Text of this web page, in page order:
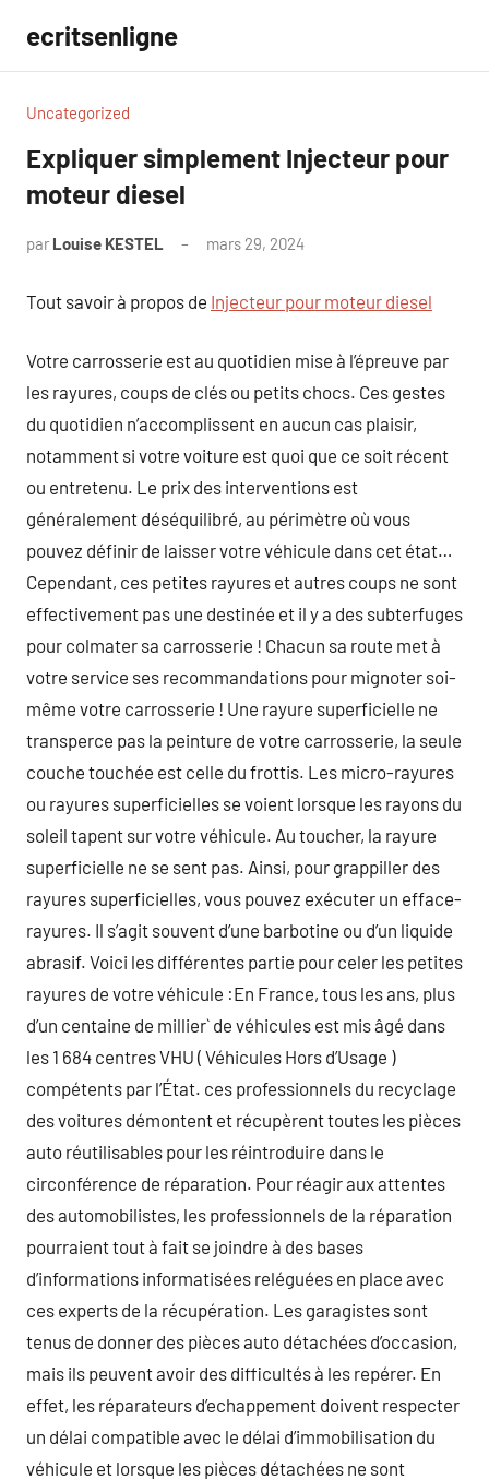
contenu
ecritsenligne
Uncategorized
Expliquer simplement Injecteur pour
moteur diesel
par Louise KESTEL mars 29, 2024
Tout savoir à propos de Injecteur pour moteur diesel
Votre carrosserie est au quotidien mise à l’épreuve par
les rayures, coups de clés ou petits chocs. Ces gestes
du quotidien n’accomplissent en aucun cas plaisir,
notamment si votre voiture est quoi que ce soit récent
ou entretenu. Le prix des interventions est
généralement déséquilibré, au périmètre où vous
pouvez définir de laisser votre véhicule dans cet état…
Cependant, ces petites rayures et autres coups ne sont
effectivement pas une destinée et il y a des subterfuges
pour colmater sa carrosserie ! Chacun sa route met à
votre service ses recommandations pour mignoter soi-
même votre carrosserie ! Une rayure superficielle ne
transperce pas la peinture de votre carrosserie, la seule
couche touchée est celle du frottis. Les micro-rayures
ou rayures superficielles se voient lorsque les rayons du
soleil tapent sur votre véhicule. Au toucher, la rayure
superficielle ne se sent pas. Ainsi, pour grappiller des
rayures superficielles, vous pouvez exécuter un efface-
rayures. Il s’agit souvent d’une barbotine ou d’un liquide
abrasif. Voici les différentes partie pour celer les petites
rayures de votre véhicule :En France, tous les ans, plus
d’un centaine de millier` de véhicules est mis âgé dans
les 1 684 centres VHU ( Véhicules Hors d’Usage )
compétents par l’État. ces professionnels du recyclage
des voitures démontent et récupèrent toutes les pièces
auto réutilisables pour les réintroduire dans le
circonférence de réparation. Pour réagir aux attentes
des automobilistes, les professionnels de la réparation
pourraient tout à fait se joindre à des bases
d’informations informatisées reléguées en place avec
ces experts de la récupération. Les garagistes sont
tenus de donner des pièces auto détachées d’occasion,
mais ils peuvent avoir des difficultés à les repérer. En
effet, les réparateurs d’echappement doivent respecter
un délai compatible avec le délai d’immobilisation du
véhicule et lorsque les pièces détachées ne sont